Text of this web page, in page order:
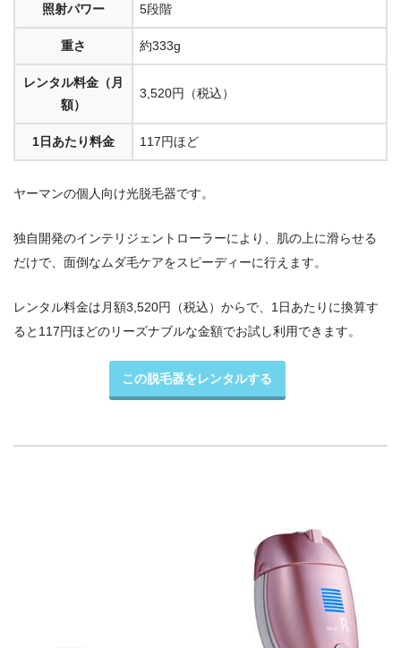
照射パワー 5段階
重さ 約333g
レンタル料金（月
額）
3,520円（税込）
1日あたり料金 117円ほど
ヤーマンの個人向け光脱毛器です。
独自開発のインテリジェントローラーにより、肌の上に滑らせる
だけで、面倒なムダ毛ケアをスピーディーに行えます。
レンタル料金は月額3,520円（税込）からで、1日あたりに換算す
ると117円ほどのリーズナブルな金額でお試し利用できます。
この脱毛器をレンタルする